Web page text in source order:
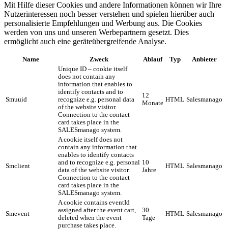
Mit Hilfe dieser Cookies und andere Informationen können wir Ihre
Nutzerinteressen noch besser verstehen und spielen hierüber auch
personalisierte Empfehlungen und Werbung aus. ​Die Cookies
werden von uns und unseren Werbepartnern gesetzt. Dies
ermöglicht auch eine geräteübergreifende Analyse.
Name Zweck Ablauf Typ Anbieter
Smuuid
Unique ID – cookie itself
does not contain any
information that enables to
identify contacts and to
recognize e.g. personal data
of the website visitor.
Connection to the contact
card takes place in the
SALESmanago system.
12
Monate HTML Salesmanago
Smclient
A cookie itself does not
contain any information that
enables to identify contacts
and to recognize e.g. personal
data of the website visitor.
Connection to the contact
card takes place in the
SALESmanago system.
10
Jahre
HTML Salesmanago
Smevent
A cookie contains eventId
assigned after the event cart,
deleted when the event
purchase takes place.
30
Tage
HTML Salesmanago